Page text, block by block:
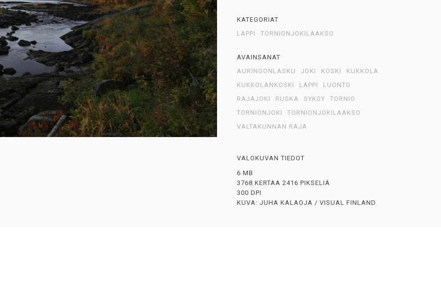
KATEGORIAT
LAPPI
TORNIONJOKILAAKSO
AVAINSANAT
AURINGONLASKU
JOKI KOSKI
KUKKOLA
KUKKOLANKOSKI
LAPPI
LUONTO
RAJAJOKI
RUSKA SYKSY
TORNIO
TORNIONJOKI
TORNIONJOKILAAKSO
VALTAKUNNAN RAJA
VALOKUVAN TIEDOT
6 MB
3768 KERTAA 2416 PIKSELIÄ
300 DPI
KUVA: JUHA KALAOJA / VISUAL FINLAND